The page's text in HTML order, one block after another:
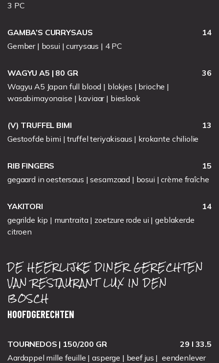
3 PC
GAMBA’S CURRYSAUS
14
Gember | bosui | currysaus | 4 PC
WAGYU A5 | 80 GR
36
Wagyu A5 Japan full blood | blokjes | brioche |
wasabimayonaise | kaviaar | bieslook
(V) TRUFFEL BIMI
13
Gestoofde bimi | truffel teriyakisaus | krokante chiliolie
RIB FINGERS
15
gegaard in oestersaus | sesamzaad | bosui | crème fraîche
YAKITORI
14
gegrilde kip | muntraita | zoetzure rode ui | geblakerde
citroen
DE HEERLIJKE DINER GERECHTEN
VAN RESTAURANT LUX IN DEN
BOSCH
HOOFDGERECHTEN
TOURNEDOS | 150/200 GR
29 I 33.5
Aardappel mille feuille | asperge | beef jus | eendenlever